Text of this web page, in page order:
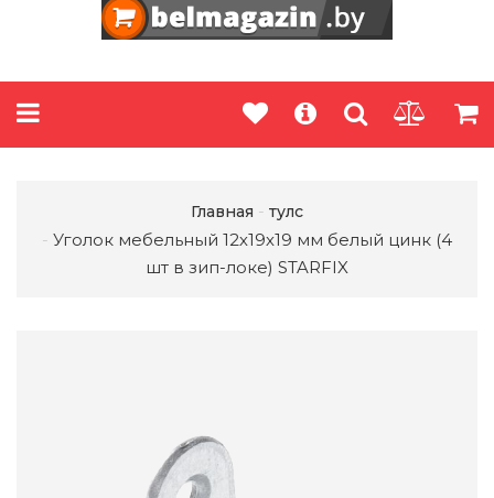
Главная тулс
Уголок мебельный 12х19х19 мм белый цинк (4
шт в зип-локе) STARFIX